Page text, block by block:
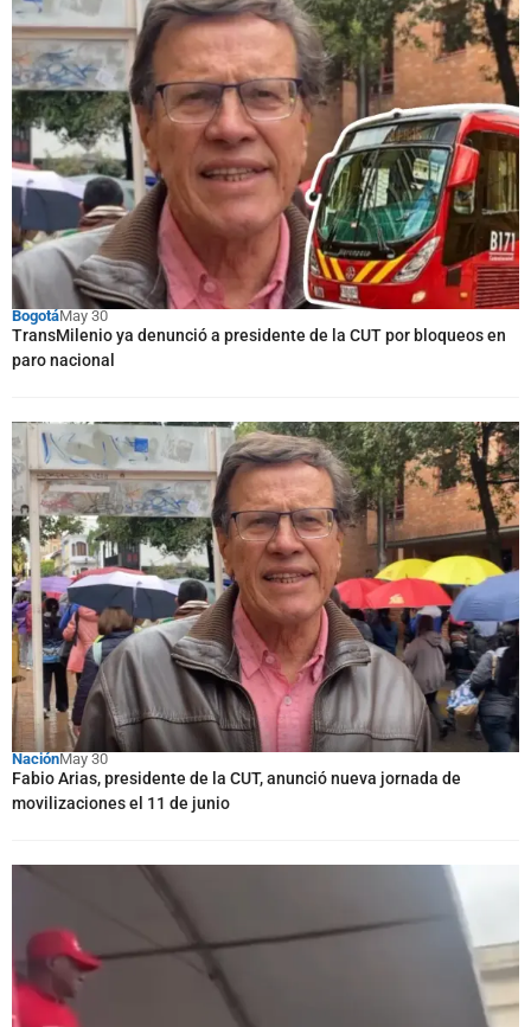
BogotáMay 30
TransMilenio ya denunció a presidente de la CUT por bloqueos en
paro nacional
NaciónMay 30
Fabio Arias, presidente de la CUT, anunció nueva jornada de
movilizaciones el 11 de junio